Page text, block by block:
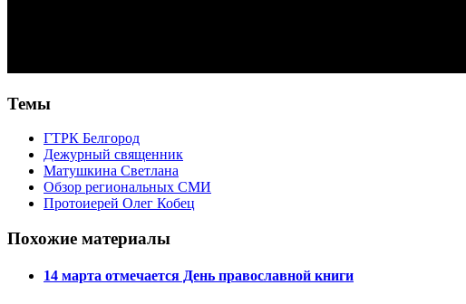
Темы
ГТРК Белгород
Дежурный священник
Матушкина Светлана
Обзор региональных СМИ
Протоиерей Олег Кобец
Похожие материалы
14 марта отмечается День православной книги